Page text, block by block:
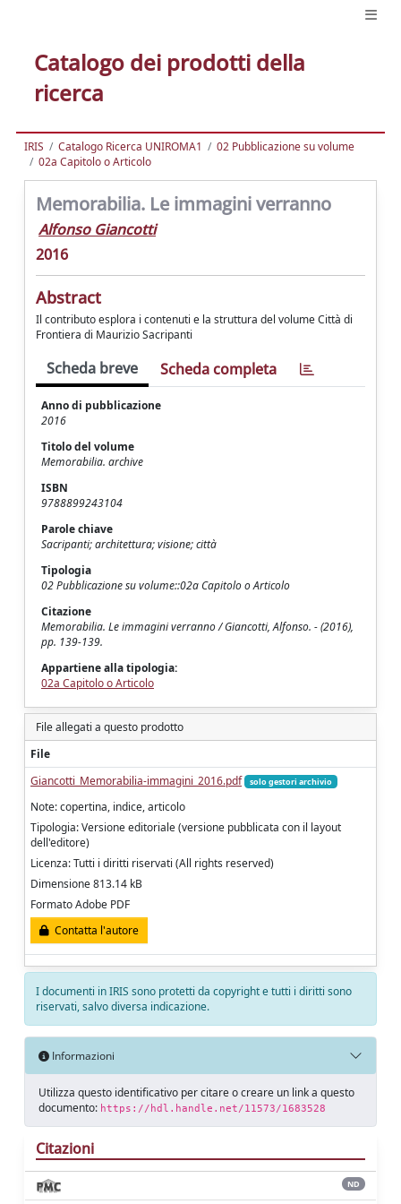
Catalogo dei prodotti della
ricerca
IRIS Catalogo Ricerca UNIROMA1
02 Pubblicazione su volume
02a Capitolo o Articolo
Memorabilia. Le immagini verranno
Alfonso Giancotti
2016
Abstract
Il contributo esplora i contenuti e la struttura del volume Città di
Frontiera di Maurizio Sacripanti
Scheda breve Scheda completa
Anno di pubblicazione
2016
Titolo del volume
Memorabilia. archive
ISBN
9788899243104
Parole chiave
Sacripanti; architettura; visione; città
Tipologia
02 Pubblicazione su volume::02a Capitolo o Articolo
Citazione
Memorabilia. Le immagini verranno / Giancotti, Alfonso. - (2016),
pp. 139-139.
Appartiene alla tipologia:
02a Capitolo o Articolo
File allegati a questo prodotto
File
Giancotti_Memorabilia-immagini_2016.pdf
solo gestori archivio
Note: copertina, indice, articolo
Tipologia: Versione editoriale (versione pubblicata con il layout
dell'editore)
Licenza: Tutti i diritti riservati (All rights reserved)
Dimensione 813.14 kB
Formato Adobe PDF
Contatta l'autore
I documenti in IRIS sono protetti da copyright e tutti i diritti sono
riservati, salvo diversa indicazione.
Informazioni
Utilizza questo identificativo per citare o creare un link a questo
documento: https://hdl.handle.net/11573/1683528
Citazioni
ND